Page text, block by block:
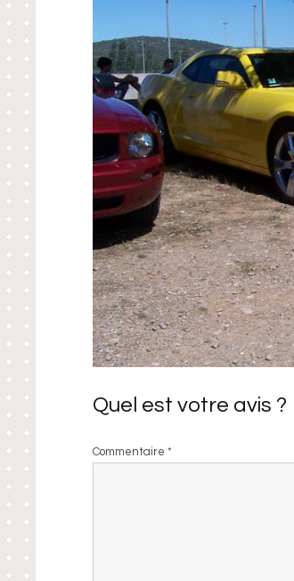
Quel est votre avis ?
Commentaire*